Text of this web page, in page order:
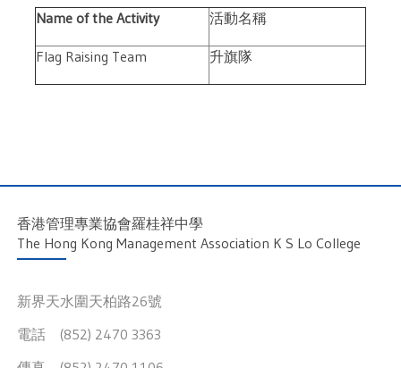
Name of the Activity 活動名稱
Flag Raising Team 升旗隊
香港管理專業協會羅桂祥中學
The Hong Kong Management Association K S Lo College
新界天水圍天柏路26號
電話 (852) 2470 3363